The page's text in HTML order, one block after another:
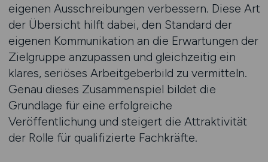
eigenen Ausschreibungen verbessern. Diese Art
der Übersicht hilft dabei, den Standard der
eigenen Kommunikation an die Erwartungen der
Zielgruppe anzupassen und gleichzeitig ein
klares, seriöses Arbeitgeberbild zu vermitteln.
Genau dieses Zusammenspiel bildet die
Grundlage für eine erfolgreiche
Veröffentlichung und steigert die Attraktivität
der Rolle für qualifizierte Fachkräfte.